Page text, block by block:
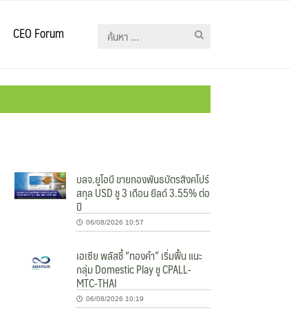
CEO Forum
ค้นหา
บลจ.ยูโอบี ขายกองพันธบัตรสิงคโปร์
สกุล USD ชู 3 เดือน ยีลด์ 3.55% ต่อ
ปี
06/08/2026 10:57
เอเซีย พลัสชี้ “ทองคำ” เริ่มฟื้น แนะ
กลุ่ม Domestic Play ชู CPALL-
MTC-THAI
06/08/2026 10:19